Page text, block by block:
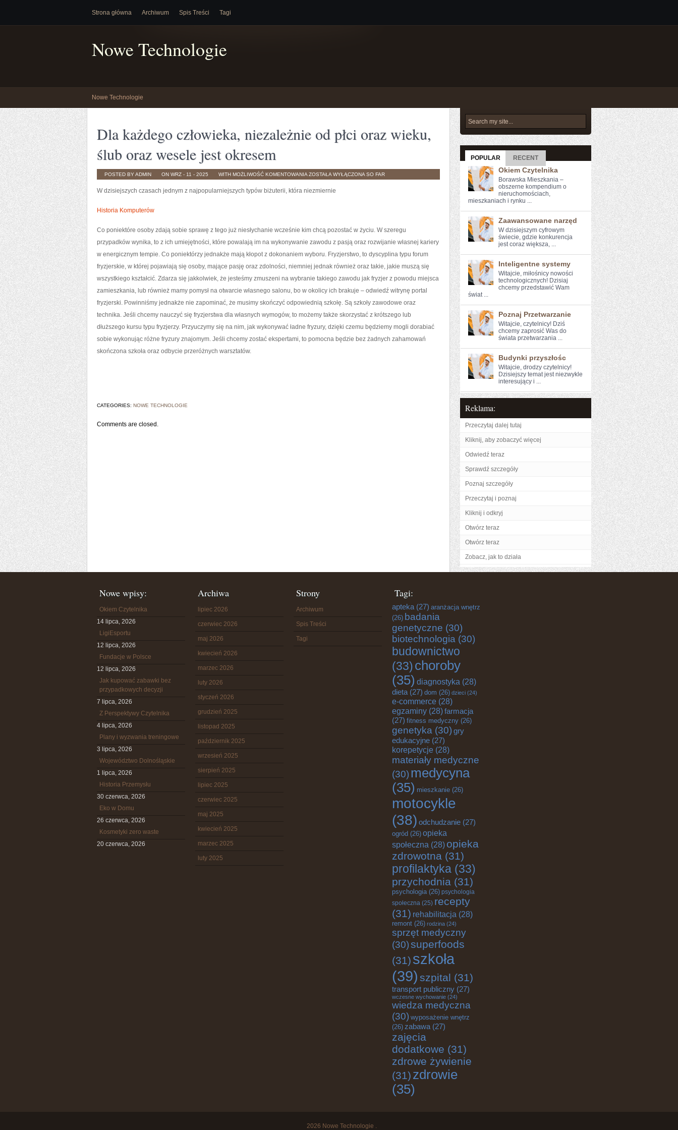
Strona główna Archiwum Spis Treści Tagi
Nowe Technologie
Nowe Technologie
Dla każdego człowieka, niezależnie od płci oraz wieku,
ślub oraz wesele jest okresem
POSTED BY ADMIN ON WRZ - 11 - 2025 WITH MOŻLIWOŚĆ KOMENTOWANIA DLA
KAŻDEGO
NIEZALEŻNIE
WESELE
OKRESEM
ZOSTAŁA WYŁĄCZONA SO FAR
W dzisiejszych czasach jednym z najpopularniejszych typów biżuterii, która niezmiernie
Historia Komputerów
Co poniektóre osoby zdają sobie sprawę z tego już niesłychanie wcześnie kim chcą pozostać w życiu. W szeregu
przypadków wynika, to z ich umiejętności, które powalają im na wykonywanie zawodu z pasją oraz rozwijanie własnej kariery
w energicznym tempie. Co poniektórzy jednakże mają kłopot z dokonaniem wyboru. Fryzjerstwo, to dyscyplina typu forum
fryzjerskie, w której pojawiają się osoby, mające pasję oraz zdolności, niemniej jednak również oraz takie, jakie muszą się
wszystkiego kształcić. Zdarza się jakkolwiek, że jesteśmy zmuszeni na wybranie takiego zawodu jak fryzjer z powodu miejsca
zamieszkania, lub również mamy pomysł na otwarcie własnego salonu, bo w okolicy ich brakuje – odwiedź witrynę portal
fryzjerski. Powinniśmy jednakże nie zapominać, że musimy skończyć odpowiednią szkołę. Są szkoły zawodowe oraz
technika. Jeśli chcemy nauczyć się fryzjerstwa dla własnych wymogów, to możemy także skorzystać z krótszego lub
dłuższego kursu typu fryzjerzy. Przyuczymy się na nim, jak wykonywać ładne fryzury, dzięki czemu będziemy mogli dorabiać
sobie wykonując różne fryzury znajomym. Jeśli chcemy zostać ekspertami, to pomocna będzie bez żadnych zahamowań
skończona szkoła oraz odbycie przeróżnych warsztatów.
CATEGORIES: NOWE TECHNOLOGIE
Comments are closed.
POPULAR RECENT
Okiem Czytelnika
Borawska Mieszkania –
obszerne kompendium o
nieruchomościach,
mieszkaniach i rynku ...
Zaawansowane narzęd
W dzisiejszym cyfrowym
świecie, ‍gdzie konkurencja
jest coraz większa,⁣ ...
Inteligentne systemy
Witajcie, miłośnicy nowości⁣
technologicznych!⁣ Dzisiaj​
chcemy przedstawić Wam
świat ...
Poznaj Przetwarzanie
Witajcie, czytelnicy! Dziś⁤
chcemy⁢ zaprosić Was do
świata przetwarzania ...
Budynki przyszłośc
Witajcie, drodzy czytelnicy!
Dzisiejszy temat jest niezwykle⁣
interesujący i ...
Reklama:
Przeczytaj dalej tutaj
Kliknij, aby zobaczyć więcej
Odwiedź teraz
Sprawdź szczegóły
Poznaj szczegóły
Przeczytaj i poznaj
Kliknij i odkryj
Otwórz teraz
Otwórz teraz
Zobacz, jak to działa
Nowe wpisy:
Okiem Czytelnika
14 lipca, 2026
LigiEsportu
12 lipca, 2026
Fundacje w Polsce
12 lipca, 2026
Jak kupować zabawki bez
przypadkowych decyzji
7 lipca, 2026
Z Perspektywy Czytelnika
4 lipca, 2026
Plany i wyzwania treningowe
3 lipca, 2026
Województwo Dolnośląskie
1 lipca, 2026
Historia Przemysłu
30 czerwca, 2026
Eko w Domu
26 czerwca, 2026
Kosmetyki zero waste
20 czerwca, 2026
Archiwa
lipiec 2026
czerwiec 2026
maj 2026
kwiecień 2026
marzec 2026
luty 2026
styczeń 2026
grudzień 2025
listopad 2025
październik 2025
wrzesień 2025
sierpień 2025
lipiec 2025
czerwiec 2025
maj 2025
kwiecień 2025
marzec 2025
luty 2025
Strony
Archiwum
Spis Treści
Tagi
Tagi:
apteka (27) aranżacja wnętrz
(26) badania
genetyczne (30)
biotechnologia (30)
budownictwo
(33)choroby
(35) diagnostyka (28)
dieta (27) dom (26) dzieci (24)
e-commerce (28)
egzaminy (28)farmacja
(27) fitness medyczny (26)
genetyka (30) gry
edukacyjne (27)
korepetycje (28)
materiały medyczne
(30) medycyna
(35) mieszkanie (26)
motocykle
(38) odchudzanie (27)
ogród (26) opieka
społeczna (28) opieka
zdrowotna (31)
profilaktyka (33)
przychodnia (31)
psychologia(26) psychologia
społeczna (25) recepty
(31) rehabilitacja (28)
remont (26) rodzina (24)
sprzęt medyczny
(30)superfoods
(31) szkoła
(39) szpital (31)
transport publiczny (27)
wczesne wychowanie (24)
wiedza medyczna
(30) wyposażenie wnętrz
(26) zabawa (27)
zajęcia
dodatkowe (31)
zdrowe żywienie
(31) zdrowie
(35)
2026 Nowe Technologie .